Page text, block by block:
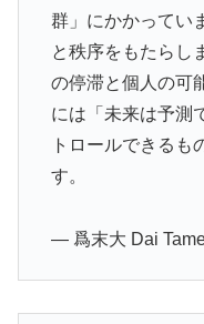
群」にかかってい
と秩序をもたらし
の停滞と個人の可
には「未来は予測
トロールできるも
す。
— 爲末大 Dai